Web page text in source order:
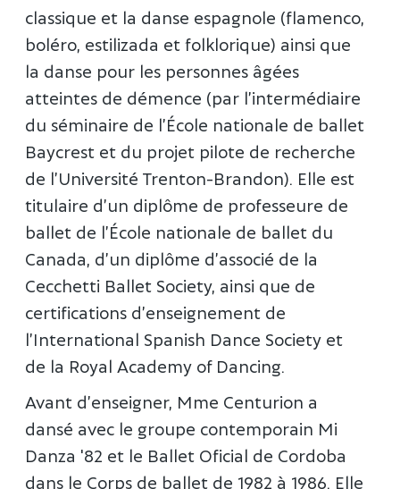
classique et la danse espagnole (flamenco,
boléro, estilizada et folklorique) ainsi que
la danse pour les personnes âgées
atteintes de démence (par l’intermédiaire
du séminaire de l’École nationale de ballet
Baycrest et du projet pilote de recherche
de l’Université Trenton-Brandon). Elle est
titulaire d’un diplôme de professeure de
ballet de l’École nationale de ballet du
Canada, d’un diplôme d’associé de la
Cecchetti Ballet Society, ainsi que de
certifications d’enseignement de
l’International Spanish Dance Society et
de la Royal Academy of Dancing.
Avant d’enseigner, Mme Centurion a
dansé avec le groupe contemporain Mi
Danza '82 et le Ballet Oficial de Cordoba
dans le Corps de ballet de 1982 à 1986. Elle